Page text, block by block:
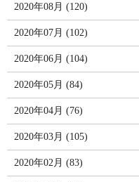
2020年08月 (120)
2020年07月 (102)
2020年06月 (104)
2020年05月 (84)
2020年04月 (76)
2020年03月 (105)
2020年02月 (83)